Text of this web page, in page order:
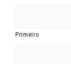
Primeiro